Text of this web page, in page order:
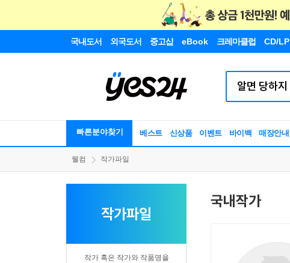
국내도서 외국도서 중고샵 eBook 크레마클럽 CD/LP
빠른분야찾기 베스트 신상품 이벤트 바이백 매장안내
웰컴 작가파일
작가파일
작가 혹은 작가와 작품명을
국내작가